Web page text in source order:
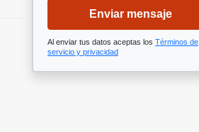
Enviar mensaje
Al enviar tus datos aceptas los Términos de
servicio y privacidad